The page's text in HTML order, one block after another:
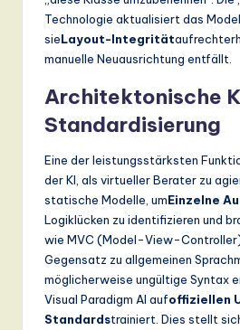
Technologie aktualisiert das
sieLayout-Integrität
manuelle Neuausrichtung entfällt.
Architektonische
Standardisierung
Eine der leistungsstärksten
der KI, als virtueller Berater zu
statische Modelle, umEinzelne
Logiklücken zu identifizieren und
wie MVC (Model-View-
Gegensatz zu allgemeinen
möglicherweise ungültige Syntax
Visual Paradigm AI aufoffiziellen
Standardstrainiert. Dies stellt